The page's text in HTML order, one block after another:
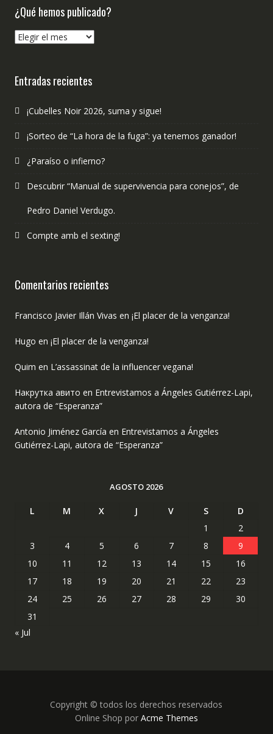
¿Qué hemos publicado?
¿Qué
Entradas recientes
¡Cubelles Noir 2026, suma y sigue!
¡Sorteo de “La hora de la fuga”: ya tenemos ganador!
¿Paraíso o infierno?
Descubrir “Manual de supervivencia para conejos”, de
Pedro Daniel Verdugo.
Compte amb el sexting!
Comentarios recientes
Francisco Javier Illán Vivas en ¡El placer de la venganza!
Hugo en ¡El placer de la venganza!
Quim en L’assassinat de la influencer vegana!
Накрутка авито en Entrevistamos a Ángeles Gutiérrez-Lapi,
autora de “Esperanza”
Antonio Jiménez García en Entrevistamos a Ángeles
Gutiérrez-Lapi, autora de “Esperanza”
AGOSTO 2026
L M X J V S
D
1
2
3
4 5 6 7 8
9
10
11 12 13 14 15
16
17
18 19 20 21 22
23
24
25 26 27 28 29
30
31
« Jul
Copyright © todos los derechos reservados
Online Shop por Acme Themes